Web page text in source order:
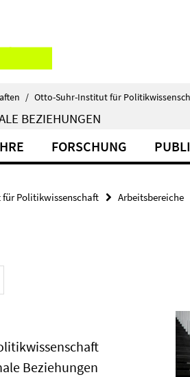
/ Otto-Suhr-Institut für
BEZIEHUNGEN
FORSCHUNG
Politikwissenschaft Arbeitsbereiche
Beziehungen